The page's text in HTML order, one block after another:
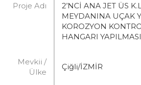
Proje Adı
2’NCİ ANA JET ÜS
MEYDANINA UÇAK
KOROZYON
HANGARI YAPILMASI
Mevkii /
Ülke
Çiğli/İZMİR